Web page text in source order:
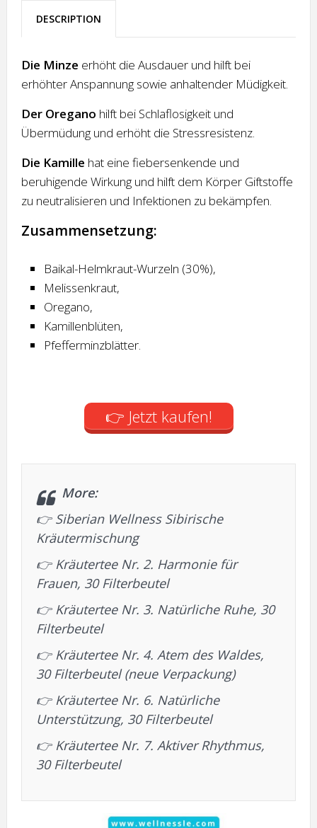
DESCRIPTION
Die Minze erhöht die Ausdauer und hilft bei
erhöhter Anspannung sowie anhaltender Müdigkeit.
Der Oregano hilft bei Schlaflosigkeit und
Übermüdung und erhöht die Stressresistenz.
Die Kamille hat eine fiebersenkende und
beruhigende Wirkung und hilft dem Körper Giftstoffe
zu neutralisieren und Infektionen zu bekämpfen.
Zusammensetzung:
Baikal-Helmkraut-Wurzeln (30%),
Melissenkraut,
Oregano,
Kamillenblüten,
Pfefferminzblätter.
👉 Jetzt kaufen!
More:
👉 Siberian Wellness Sibirische
Kräutermischung
👉 Kräutertee Nr. 2. Harmonie für
Frauen, 30 Filterbeutel
👉 Kräutertee Nr. 3. Natürliche Ruhe, 30
Filterbeutel
👉 Kräutertee Nr. 4. Atem des Waldes,
30 Filterbeutel (neue Verpackung)
👉 Kräutertee Nr. 6. Natürliche
Unterstützung, 30 Filterbeutel
👉 Kräutertee Nr. 7. Aktiver Rhythmus,
30 Filterbeutel